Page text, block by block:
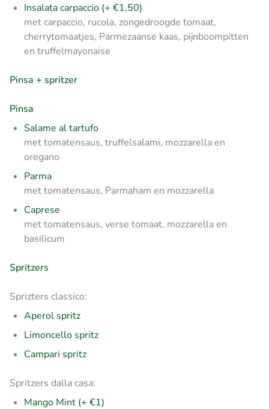
Insalata carpaccio (+ €1,50)
met carpaccio, rucola, zongedroogde tomaat,
cherrytomaatjes, Parmezaanse kaas, pijnboompitten
en truffelmayonaise
Pinsa + spritzer
Pinsa
Salame al tartufo
met tomatensaus, truffelsalami, mozzarella en
oregano
Parma
met tomatensaus, Parmaham en mozzarella
Caprese
met tomatensaus, verse tomaat, mozzarella en
basilicum
Spritzers
Sprizters classico:
Aperol spritz
Limoncello spritz
Campari spritz
Spritzers dalla casa:
Mango Mint (+ €1)